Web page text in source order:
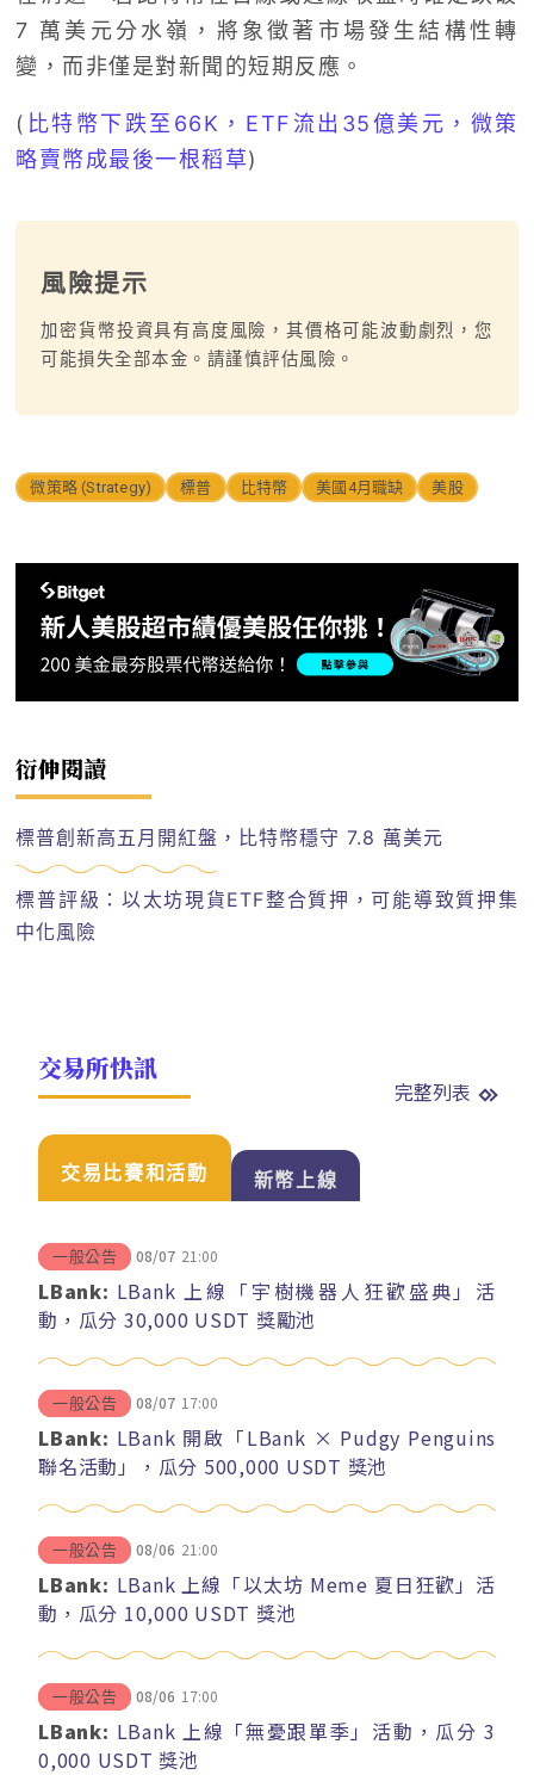
7 萬美元分水嶺，將象徵著市場發生結構性轉
變，而非僅是對新聞的短期反應。
( 比特幣下跌至66K，ETF流出35億美元，微策
略賣幣成最後一根稻草)
風險提示
加密貨幣投資具有高度風險，其價格可能波動劇烈，您
可能損失全部本金。請謹慎評估風險。
微策略 (Strategy) 標普 比特幣 美國4月職缺 美股
衍伸閱讀
標普創新高五月開紅盤，比特幣穩守 7.8 萬美元
標普評級：以太坊現貨ETF整合質押，可能導致質押集
中化風險
交易所快訊
完整列表
交易比賽和活動 新幣上線
一般公告 08/07 21:00
LBank: LBank 上線「宇樹機器人狂歡盛典」活
動，瓜分 30,000 USDT 獎勵池
一般公告 08/07 17:00
LBank: LBank 開啟「LBank × Pudgy Penguins
聯名活動」，瓜分 500,000 USDT 獎池
一般公告 08/06 21:00
LBank: LBank 上線「以太坊 Meme 夏日狂歡」活
動，瓜分 10,000 USDT 獎池
一般公告 08/06 17:00
LBank: LBank 上線「無憂跟單季」活動，瓜分 3
0,000 USDT 獎池